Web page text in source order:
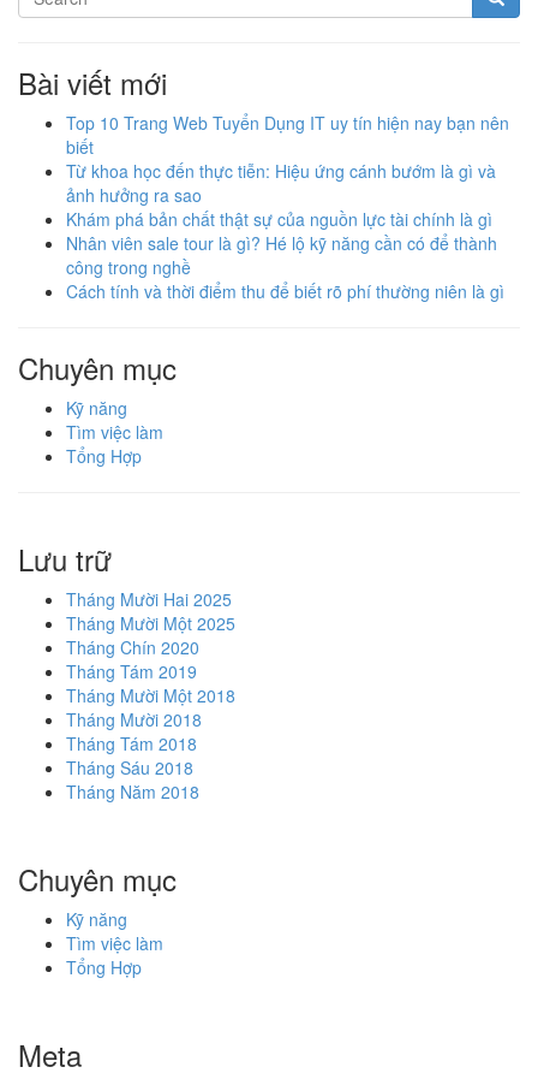
Bài viết mới
Top 10 Trang Web Tuyển Dụng IT uy tín hiện nay bạn nên
biết
Từ khoa học đến thực tiễn: Hiệu ứng cánh bướm là gì và
ảnh hưởng ra sao
Khám phá bản chất thật sự của nguồn lực tài chính là gì
Nhân viên sale tour là gì? Hé lộ kỹ năng cần có để thành
công trong nghề
Cách tính và thời điểm thu để biết rõ phí thường niên là gì
Chuyên mục
Kỹ năng
Tìm việc làm
Tổng Hợp
Lưu trữ
Tháng Mười Hai 2025
Tháng Mười Một 2025
Tháng Chín 2020
Tháng Tám 2019
Tháng Mười Một 2018
Tháng Mười 2018
Tháng Tám 2018
Tháng Sáu 2018
Tháng Năm 2018
Chuyên mục
Kỹ năng
Tìm việc làm
Tổng Hợp
Meta